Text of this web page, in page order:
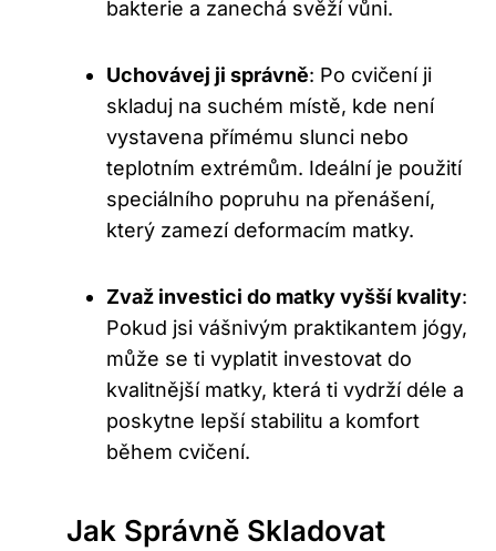
bakterie a zanechá svěží vůni.
Uchovávej ji správně: Po cvičení ji
skladuj na suchém místě, kde není
‌vystavena přímému slunci nebo
teplotním extrémům.‍ Ideální‌ je použití
speciálního popruhu na přenášení,‌
který zamezí deformacím matky.
Zvaž ⁤investici do matky vyšší kvality:
⁢Pokud‍ jsi vášnivým praktikantem jógy,
může ​se ti vyplatit investovat do
kvalitnější matky, která ti vydrží déle a
poskytne lepší stabilitu a⁢ komfort
během cvičení.
Jak ⁣správně Skladovat